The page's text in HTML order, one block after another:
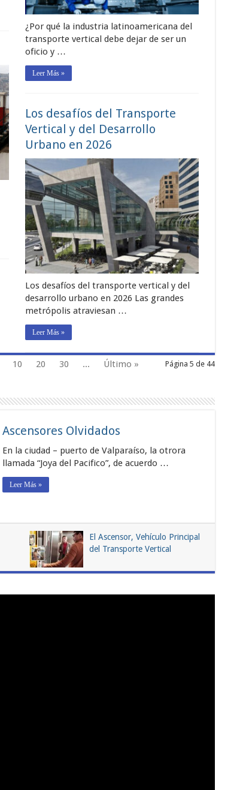
¿Por qué la industria latinoamericana del
transporte vertical debe dejar de ser un
oficio y …
Leer Más »
Los desafíos del Transporte
Vertical y del Desarrollo
Urbano en 2026
Los desafíos del transporte vertical y del
desarrollo urbano en 2026 Las grandes
metrópolis atraviesan …
Leer Más »
Página 5 de 44
10 20 30 ... Último »
Ascensores Olvidados
En la ciudad – puerto de Valparaíso, la otrora
llamada “Joya del Pacifico”, de acuerdo …
Leer Más »
El Ascensor, Vehículo Principal
del Transporte Vertical